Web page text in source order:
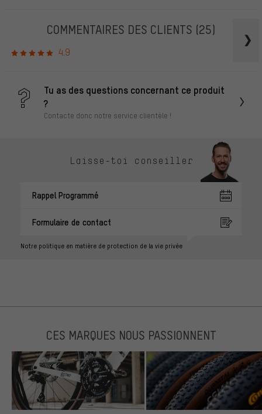
COMMENTAIRES DES CLIENTS (25)
4.9
Tu as des questions concernant ce produit
?
Contacte donc notre service clientèle !
Laisse-toi conseiller
Rappel Programmé
Formulaire de contact
Notre politique en matière de protection de la vie privée
CES MARQUES NOUS PASSIONNENT